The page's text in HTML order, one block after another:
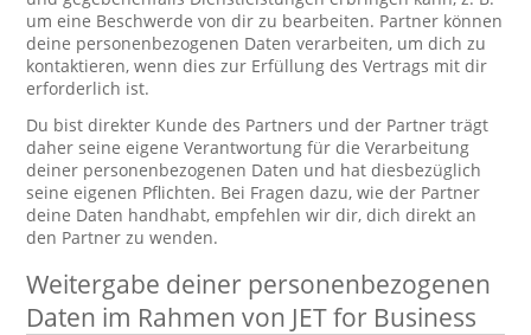
um eine Beschwerde von dir zu bearbeiten. Partner können
deine personenbezogenen Daten verarbeiten, um dich zu
kontaktieren, wenn dies zur Erfüllung des Vertrags mit dir
erforderlich ist.
Du bist direkter Kunde des Partners und der Partner trägt
daher seine eigene Verantwortung für die Verarbeitung
deiner personenbezogenen Daten und hat diesbezüglich
seine eigenen Pflichten. Bei Fragen dazu, wie der Partner
deine Daten handhabt, empfehlen wir dir, dich direkt an
den Partner zu wenden.
Weitergabe deiner personenbezogenen
Daten im Rahmen von JET for Business